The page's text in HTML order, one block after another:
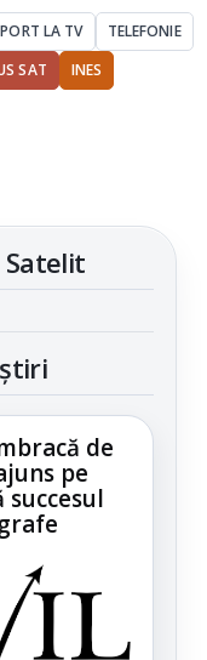
LA TV
TELEFONIE
SAT
INES
Satelit
de
pe
succesul